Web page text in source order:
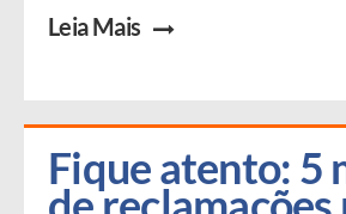
Leia Mais
Fique atento: 5